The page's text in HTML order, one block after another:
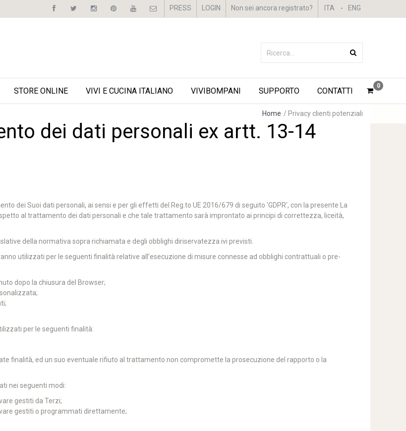
PRESS LOGIN Non sei ancora registrato? ITA - ENG
STORE ONLINE VIVI E CUCINA ITALIANO VIVIBOMPANI SUPPORTO CONTATTI
0
Home / Privacy clienti potenziali
dei dati personali ex artt. 13-14
dei Suoi dati personali, ai sensi e per gli effetti del Reg.to UE 2016/679 di seguito 'GDPR', con la presente La
al trattamento dei dati personali e che tale trattamento sarà improntato ai principi di correttezza, liceità,
della normativa sopra richiamata e degli obblighi diriservatezza ivi previsti.
utilizzati per le seguenti finalità relative all’esecuzione di misure connesse ad obblighi contrattuali o pre-
dopo la chiusura del Browser;
per le seguenti finalità:
finalità, ed un suo eventuale rifiuto al trattamento non compromette la prosecuzione del rapporto o la
nei seguenti modi:
gestiti da Terzi;
gestiti o programmati direttamente;